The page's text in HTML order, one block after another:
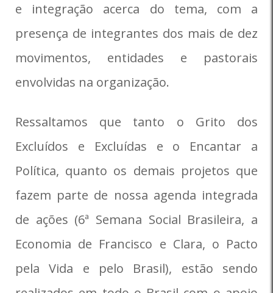
e integração acerca do tema, com a
presença de integrantes dos mais de dez
movimentos, entidades e pastorais
envolvidas na organização.
Ressaltamos que tanto o Grito dos
Excluídos e Excluídas e o Encantar a
Política, quanto os demais projetos que
fazem parte de nossa agenda integrada
de ações (6ª Semana Social Brasileira, a
Economia de Francisco e Clara, o Pacto
pela Vida e pelo Brasil), estão sendo